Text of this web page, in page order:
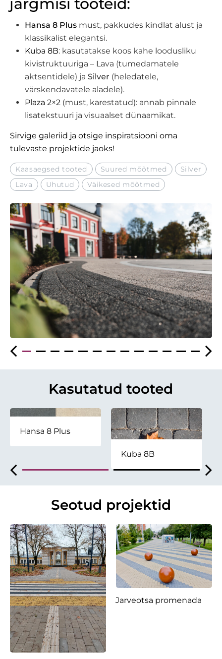
järgmisi tooteid:
Hansa 8 Plus must, pakkudes kindlat alust ja
klassikalist elegantsi.
Kuba 8B: kasutatakse koos kahe loodusliku
kivistruktuuriga – Lava (tumedamatele
aktsentidele) ja Silver (heledatele,
värskendavatele aladele).
Plaza 2×2 (must, karestatud): annab pinnale
lisatekstuuri ja visuaalset dünaamikat.
Sirvige galeriid ja otsige inspiratsiooni oma
tulevaste projektide jaoks!
Kaasaegsed tooted Suured mõõtmed
Silver
Lava
Uhutud Väikesed mõõtmed
Kasutatud tooted
Hansa 8 Plus
Kuba 8B
Seotud projektid
Jarveotsa promenada